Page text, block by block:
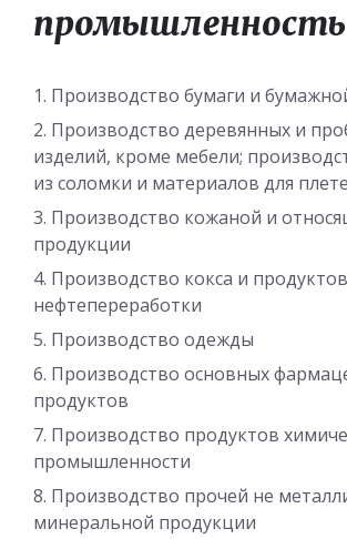
промышленность
Производство бумаги и
Производство деревянных и
изделий, кроме мебели;
из соломки и материалов для
Производство кожаной и
продукции
Производство кокса и продуктов
нефтепереработки
Производство одежды
Производство основных
продуктов
Производство продуктов
промышленности
Производство прочей не
минеральной продукции